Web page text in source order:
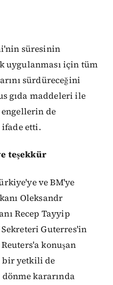
süresinin
uygulanması için tüm
sürdüreceğini
gıda maddeleri ile
de
ifade etti.
teşekkür
ve BM'ye
Oleksandr
Recep Tayyip
Sekreteri Guterres'in
konuşan
bir yetkili de
kararında